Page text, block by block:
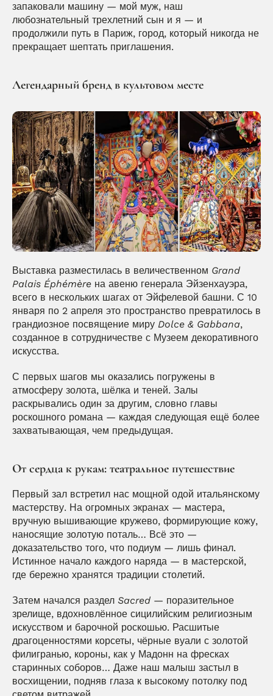
запаковали машину — мой муж, наш
любознательный трехлетний сын и я — и
продолжили путь в Париж, город, который никогда не
прекращает шептать приглашения.
Легендарный бренд в культовом месте
Выставка разместилась в величественном Grand
Palais Éphémère на авеню генерала Эйзенхауэра,
всего в нескольких шагах от Эйфелевой башни. С 10
января по 2 апреля это пространство превратилось в
грандиозное посвящение миру Dolce & Gabbana,
созданное в сотрудничестве с Музеем декоративного
искусства.
С первых шагов мы оказались погружены в
атмосферу золота, шёлка и теней. Залы
раскрывались один за другим, словно главы
роскошного романа — каждая следующая ещё более
захватывающая, чем предыдущая.
От сердца к рукам: театральное путешествие
Первый зал встретил нас мощной одой итальянскому
мастерству. На огромных экранах — мастера,
вручную вышивающие кружево, формирующие кожу,
наносящие золотую поталь… Всё это —
доказательство того, что подиум — лишь финал.
Истинное начало каждого наряда — в мастерской,
где бережно хранятся традиции столетий.
Затем начался раздел Sacred — поразительное
зрелище, вдохновлённое сицилийским религиозным
искусством и барочной роскошью. Расшитые
драгоценностями корсеты, чёрные вуали с золотой
филигранью, короны, как у Мадонн на фресках
старинных соборов… Даже наш малыш застыл в
восхищении, подняв глаза к высокому потолку под